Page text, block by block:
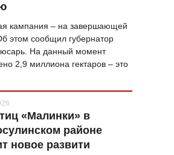
ЖУРНАЛ
кампания – на завершающей
этом сообщил губернатор
На данный момент
2,9 миллиона гектаров – это
«Малинки» в
районе
новое развити